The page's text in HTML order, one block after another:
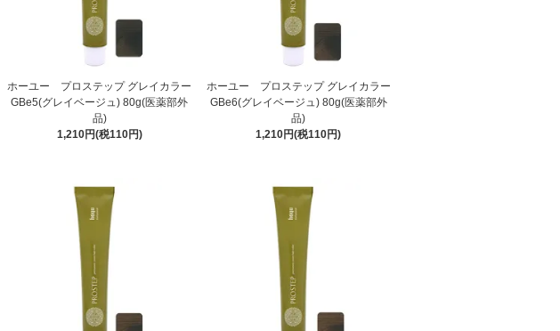
ホーユー プロステップ グレイカラー
GBe5(グレイベージュ) 80g(医薬部外
品)
1,210円(税110円)
ホーユー プロステップ グレイカラー
GBe6(グレイベージュ) 80g(医薬部外
品)
1,210円(税110円)